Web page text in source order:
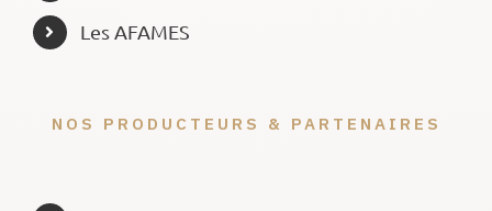
NOS PRODUCTEURS & PARTENAIRES
Les AFAMES